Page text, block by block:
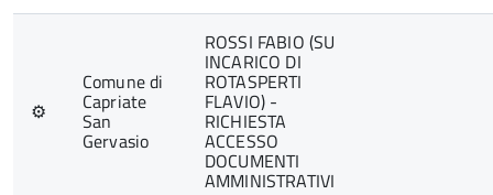
⚙
Comune di
Capriate
San
Gervasio
ROSSI FABIO (SU
INCARICO DI
ROTASPERTI
FLAVIO) -
RICHIESTA
ACCESSO
DOCUMENTI
AMMINISTRATIVI